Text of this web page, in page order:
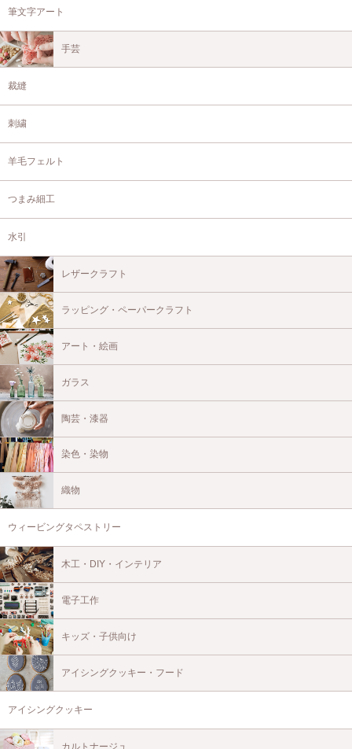
筆文字アート
手芸
裁縫
刺繍
羊毛フェルト
つまみ細工
水引
レザークラフト
ラッピング・ペーパークラフト
アート・絵画
ガラス
陶芸・漆器
染色・染物
織物
ウィービングタペストリー
木工・DIY・インテリア
電子工作
キッズ・子供向け
アイシングクッキー・フード
アイシングクッキー
カルトナージュ